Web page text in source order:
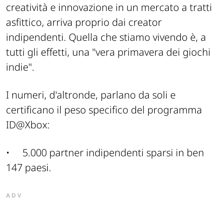
creatività e innovazione in un mercato a tratti
asfittico, arriva proprio dai creator
indipendenti. Quella che stiamo vivendo è, a
tutti gli effetti, una "vera primavera dei giochi
indie".
I numeri, d'altronde, parlano da soli e
certificano il peso specifico del programma
ID@Xbox:
• 5.000 partner indipendenti sparsi in ben
147 paesi.
ADV